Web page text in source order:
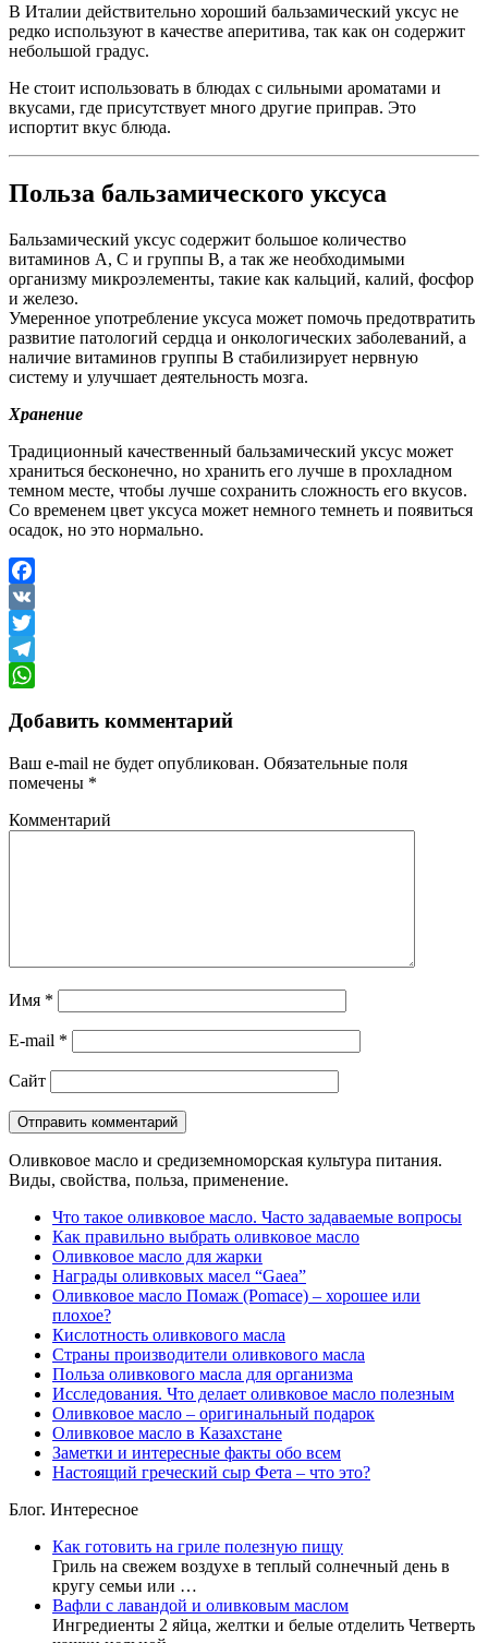
В Италии действительно хороший бальзамический уксус не
редко используют в качестве аперитива, так как он содержит
небольшой градус.
Не стоит использовать в блюдах с сильными ароматами и
вкусами, где присутствует много другие приправ. Это
испортит вкус блюда.
Польза бальзамического уксуса
Бальзамический уксус содержит большое количество
витаминов А, С и группы В, а так же необходимыми
организму микроэлементы, такие как кальций, калий, фосфор
и железо.
Умеренное употребление уксуса может помочь предотвратить
развитие патологий сердца и онкологических заболеваний, а
наличие витаминов группы В стабилизирует нервную
систему и улучшает деятельность мозга.
Хранение
Традиционный качественный бальзамический уксус может
храниться бесконечно, но хранить его лучше в прохладном
темном месте, чтобы лучше сохранить сложность его вкусов.
Со временем цвет уксуса может немного темнеть и появиться
осадок, но это нормально.
Facebook
VK
Twitter
Telegram
Добавить комментарий
Ваш e-mail не будет опубликован. Обязательные поля
помечены *
Комментарий
Имя *
E-mail *
Сайт
Оливковое масло и средиземноморская культура питания.
Виды, свойства, польза, применение.
Что такое оливковое масло. Часто задаваемые вопросы
Как правильно выбрать оливковое масло
Оливковое масло для жарки
Награды оливковых масел “Gaea”
Оливковое масло Помаж (Pomace) – хорошее или
плохое?
Кислотность оливкового масла
Страны производители оливкового масла
Польза оливкового масла для организма
Исследования. Что делает оливковое масло полезным
Оливковое масло – оригинальный подарок
Оливковое масло в Казахстане
Заметки и интересные факты обо всем
Настоящий греческий сыр Фета – что это?
Блог. Интересное
Как готовить на гриле полезную пищу
Гриль на свежем воздухе в теплый солнечный день в
кругу семьи или …
Вафли с лавандой и оливковым маслом
Ингредиенты 2 яйца, желтки и белые отделить Четверть